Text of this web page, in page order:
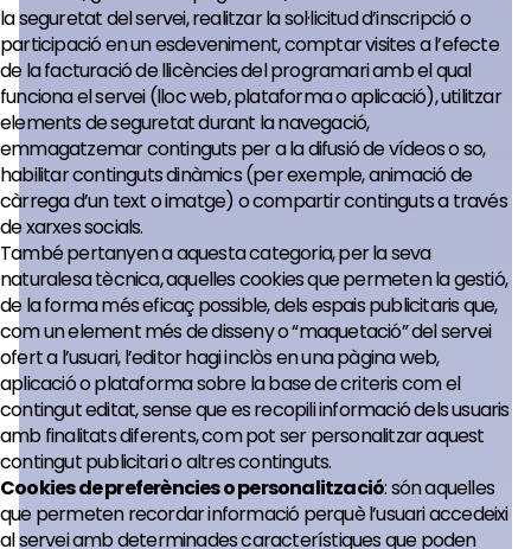
la seguretat del servei, realitzar la sol·licitud d’inscripció o
participació en un esdeveniment, comptar visites a l’efecte
de la facturació de llicències del programari amb el qual
funciona el servei (lloc web, plataforma o aplicació), utilitzar
elements de seguretat durant la navegació,
emmagatzemar continguts per a la difusió de vídeos o so,
habilitar continguts dinàmics (per exemple, animació de
càrrega d’un text o imatge) o compartir continguts a través
de xarxes socials.
També pertanyen a aquesta categoria, per la seva
naturalesa tècnica, aquelles cookies que permeten la gestió,
de la forma més eficaç possible, dels espais publicitaris que,
com un element més de disseny o “maquetació” del servei
ofert a l’usuari, l’editor hagi inclòs en una pàgina web,
aplicació o plataforma sobre la base de criteris com el
contingut editat, sense que es recopili informació dels usuaris
amb finalitats diferents, com pot ser personalitzar aquest
contingut publicitari o altres continguts.
Cookies de preferències o personalització: són aquelles
que permeten recordar informació perquè l’usuari accedeixi
al servei amb determinades característiques que poden